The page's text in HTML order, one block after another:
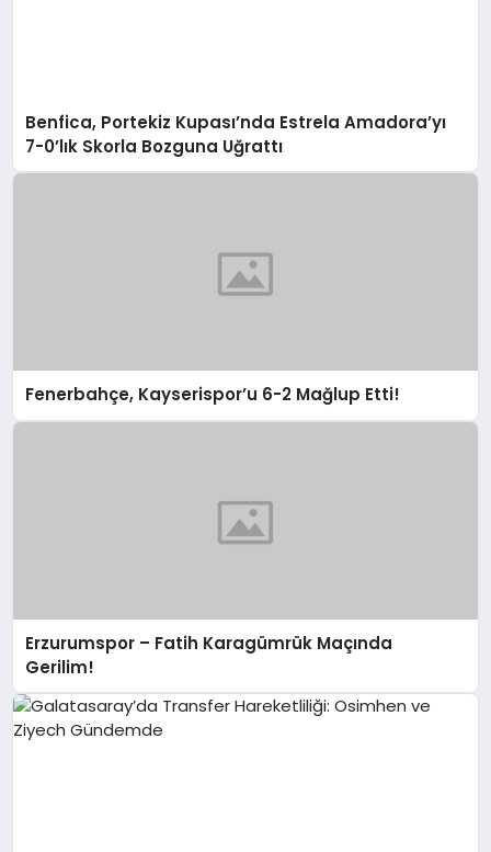
Benfica, Portekiz Kupası’nda Estrela Amadora’yı
7-0’lık Skorla Bozguna Uğrattı
Fenerbahçe, Kayserispor’u 6-2 Mağlup Etti!
Erzurumspor – Fatih Karagümrük Maçında
Gerilim!